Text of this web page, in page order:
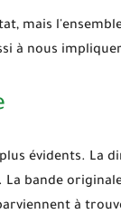
mais
à nous
évidents. La
bande
à